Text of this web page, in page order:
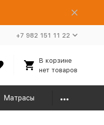
+7 982 151 11 22
В корзине
нет товаров
Матрасы